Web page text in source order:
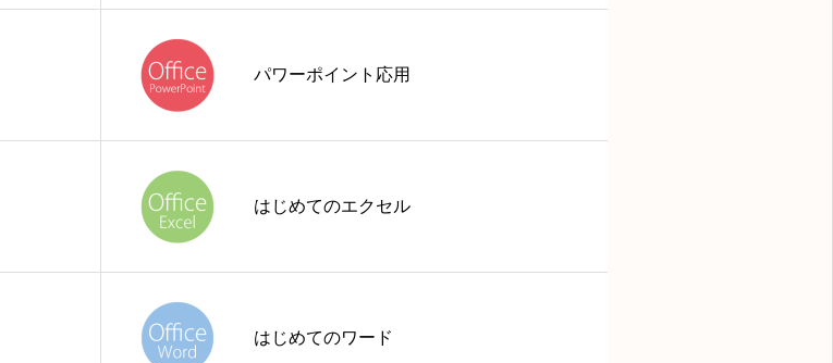
パワーポイント応用
はじめてのエクセル
はじめてのワード